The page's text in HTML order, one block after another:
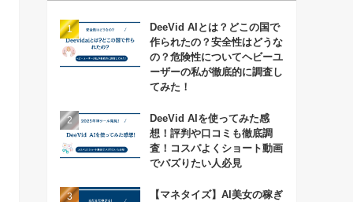
DeeVid AIとは？どこの国で
作られたの？安全性はどうな
の？危険性についてヘビーユ
ーザーの私が徹底的に調査し
てみた！
DeeVid AIを使ってみた感
想！評判や口コミも徹底調
査！コスパよくショート動画
でバズりたい人必見
【マネタイズ】AI美女の稼ぎ